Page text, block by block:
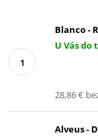
Blanco -
U Vás do
28,86 €
Alveus -